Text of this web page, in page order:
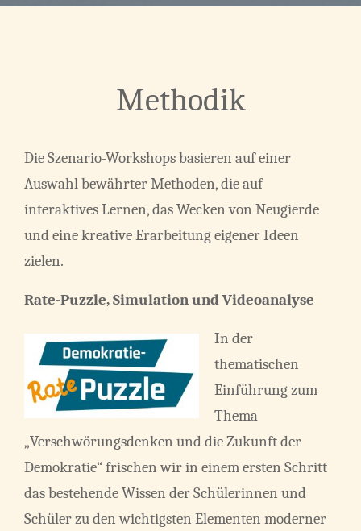
Methodik
Die Szenario-Workshops basieren auf einer
Auswahl bewährter Methoden, die auf
interaktives Lernen, das Wecken von Neugierde
und eine kreative Erarbeitung eigener Ideen
zielen.
Rate-Puzzle, Simulation und Videoanalyse
In der
thematischen
Einführung zum
Thema
„Verschwörungsdenken und die Zukunft der
Demokratie“ frischen wir in einem ersten Schritt
das bestehende Wissen der Schülerinnen und
Schüler zu den wichtigsten Elementen moderner